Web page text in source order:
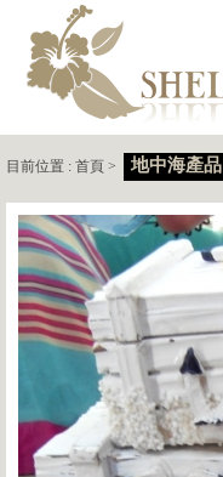
目前位置 : 首頁 > 地中海產品